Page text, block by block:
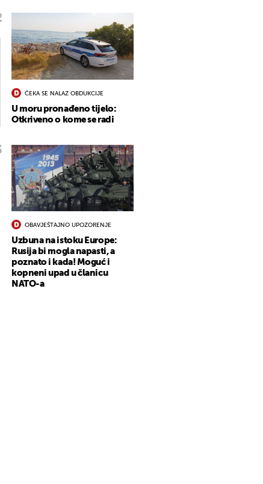
ČEKA SE NALAZ OBDUKCIJE
U moru pronađeno tijelo:
Otkriveno o kome se radi
OBAVJEŠTAJNO UPOZORENJE
Uzbuna na istoku Europe:
Rusija bi mogla napasti, a
poznato i kada! Moguć i
kopneni upad u članicu
NATO-a